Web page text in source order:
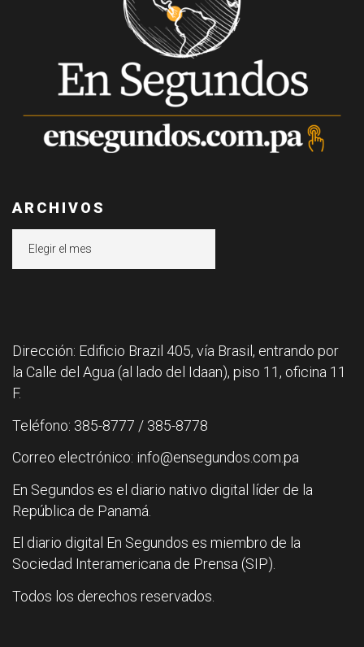
ARCHIVOS
Dirección: Edificio Brazil 405, vía Brasil, entrando por
la Calle del Agua (al lado del Idaan), piso 11, oficina 11
F.
Teléfono: 385-8777 / 385-8778
Correo electrónico: info@ensegundos.com.pa
En Segundos es el diario nativo digital líder de la
República de Panamá.
El diario digital En Segundos es miembro de la
Sociedad Interamericana de Prensa (SIP).
Todos los derechos reservados.